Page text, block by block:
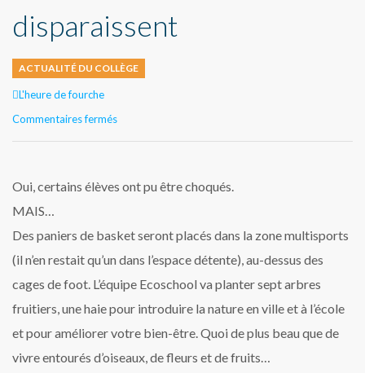
disparaissent
ACTUALITÉ DU COLLÈGE
Author
L'heure de fourche
Commentaires ferméssur
quoi
pensez
quand
les
de
basket
Oui, certains élèves ont pu être choqués.
MAIS…
Des paniers de basket seront placés dans la zone multisports
(il n’en restait qu’un dans l’espace détente), au-dessus des
cages de foot. L’équipe Ecoschool va planter sept arbres
fruitiers, une haie pour introduire la nature en ville et à l’école
et pour améliorer votre bien-être. Quoi de plus beau que de
vivre entourés d’oiseaux, de fleurs et de fruits…